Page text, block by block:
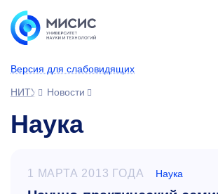
Версия для слабовидящих
НИТУ МИСИС
Новости
Наука
1 МАРТА 2013 ГОДА Наука